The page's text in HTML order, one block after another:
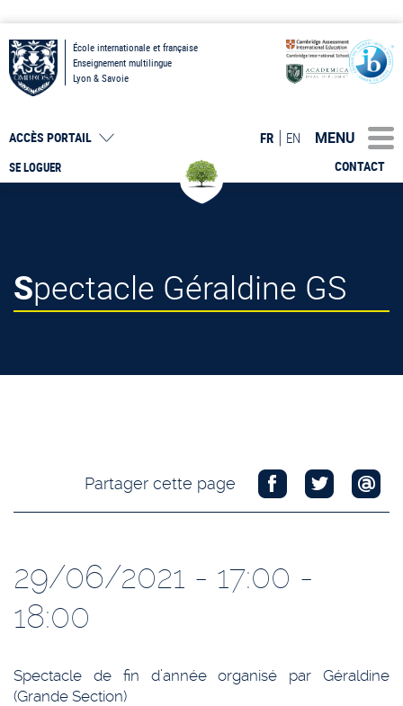
École internationale et française
Enseignement multilingue
Lyon & Savoie
SE LOGUER
ACCÈS PORTAIL
CONTACT
FR EN MENU
Spectacle Géraldine GS
Partager cette page
29/06/2021 - 17:00 -
18:00
Spectacle de fin d’année organisé par Géraldine
(Grande Section)